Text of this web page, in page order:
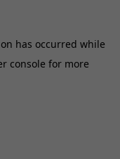
has occurred while
console for more